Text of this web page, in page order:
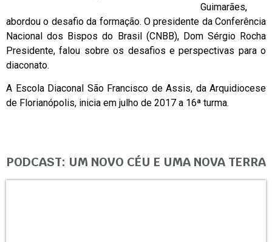
Guimarães,
abordou o desafio da formação. O presidente da Conferência
Nacional dos Bispos do Brasil (CNBB), Dom Sérgio Rocha
Presidente, falou sobre os desafios e perspectivas para o
diaconato.
A Escola Diaconal São Francisco de Assis, da Arquidiocese
de Florianópolis, inicia em julho de 2017 a 16ª turma.
PODCAST: UM NOVO CÉU E UMA NOVA TERRA